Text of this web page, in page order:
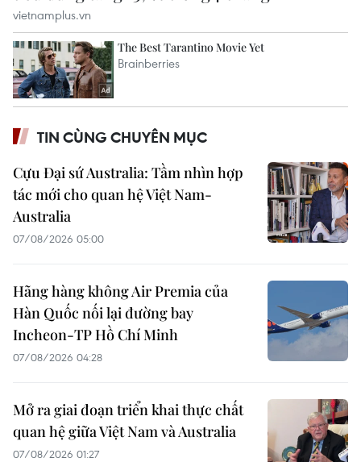
TIN CÙNG CHUYÊN MỤC
Cựu Đại sứ Australia: Tầm nhìn hợp
tác mới cho quan hệ Việt Nam-
Australia
07/08/2026 05:00
Hãng hàng không Air Premia của
Hàn Quốc nối lại đường bay
Incheon-TP Hồ Chí Minh
07/08/2026 04:28
Mở ra giai đoạn triển khai thực chất
quan hệ giữa Việt Nam và Australia
07/08/2026 01:27